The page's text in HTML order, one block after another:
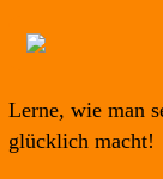
Lerne, wie man
glücklich macht!